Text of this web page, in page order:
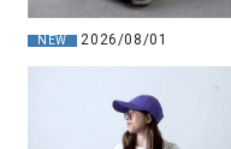
NEW 2026/08/01